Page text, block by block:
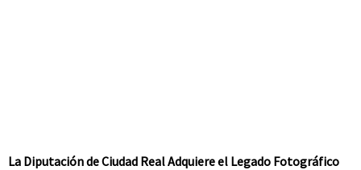
La Diputación de Ciudad Real Adquiere el Legado Fotográfico